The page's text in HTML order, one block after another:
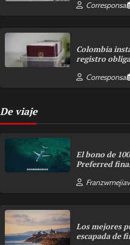
Corresponsal
Colombia
registro
Corresponsal
De viaje
El bono de
Preferred
Franzwmejiav
Los mejores
escapada de